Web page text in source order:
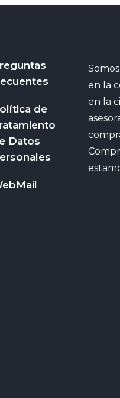
de
Datos
en la
en la